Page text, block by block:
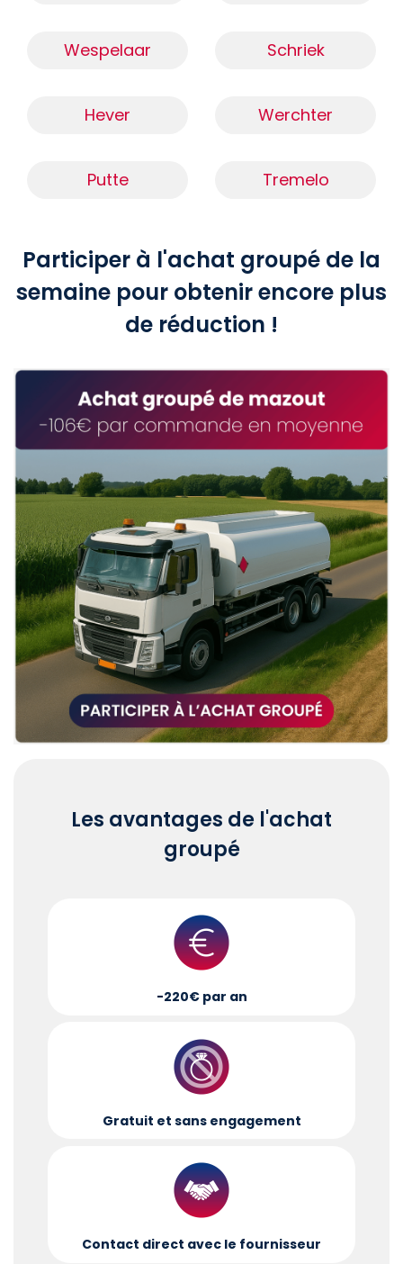
Wespelaar Schriek
Hever Werchter
Putte Tremelo
Participer à l'achat groupé de la
semaine pour obtenir encore plus
de réduction !
Les avantages de l'achat
groupé
-220€ par an
Gratuit et sans engagement
Contact direct avec le fournisseur